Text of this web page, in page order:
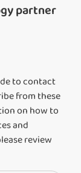
partner
to contact
from these
on how to
and
review